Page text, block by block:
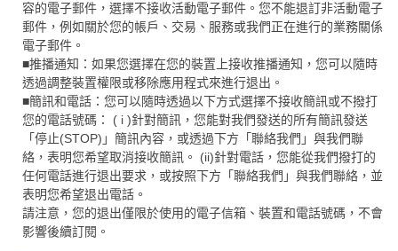
容的電子郵件，選擇不接收活動電子郵件。您不能退訂非活動電子
郵件，例如關於您的帳戶、交易、服務或我們正在進行的業務關係
電子郵件。
■推播通知：如果您選擇在您的裝置上接收推播通知，您可以隨時
透過調整裝置權限或移除應用程式來進行退出。
■簡訊和電話：您可以隨時透過以下方式選擇不接收簡訊或不撥打
您的電話號碼： ( i )針對簡訊，您能對我們發送的所有簡訊發送
「停止(STOP)」簡訊內容，或透過下方「聯絡我們」與我們聯
絡，表明您希望取消接收簡訊。 (ii)針對電話，您能從我們撥打的
任何電話進行退出要求，或按照下方「聯絡我們」與我們聯絡，並
表明您希望退出電話。
請注意，您的退出僅限於使用的電子信箱、裝置和電話號碼，不會
影響後續訂閱。